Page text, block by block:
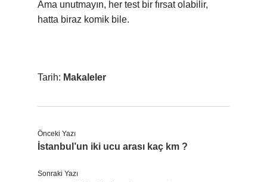
Ama unutmayın, her test bir fırsat olabilir,
hatta biraz komik bile.
Tarih: Makaleler
Önceki Yazı
İstanbul’un iki ucu arası kaç km ?
Sonraki Yazı